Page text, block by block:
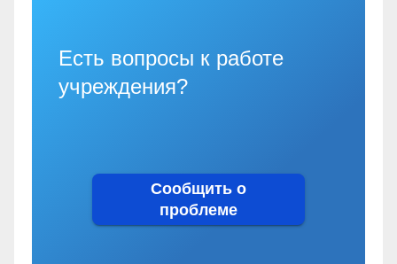
Есть вопросы к работе
учреждения?
Сообщить о
проблеме